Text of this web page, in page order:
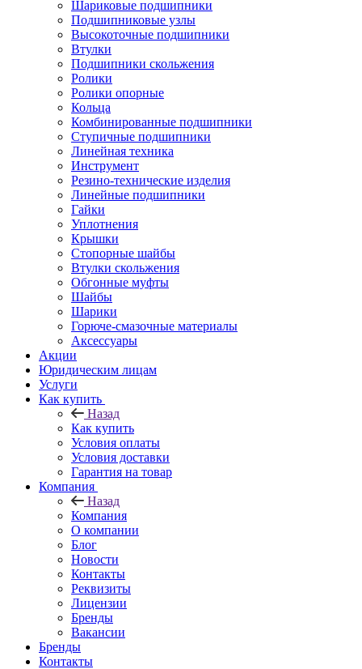
Шариковые подшипники
Подшипниковые узлы
Высокоточные подшипники
Втулки
Подшипники скольжения
Ролики
Ролики опорные
Кольца
Комбинированные подшипники
Ступичные подшипники
Линейная техника
Инструмент
Резино-технические изделия
Линейные подшипники
Гайки
Уплотнения
Крышки
Стопорные шайбы
Втулки скольжения
Обгонные муфты
Шайбы
Шарики
Горюче-смазочные материалы
Аксессуары
Акции
Юридическим лицам
Услуги
Как купить
Назад
Как купить
Условия оплаты
Условия доставки
Гарантия на товар
Компания
Назад
Компания
О компании
Блог
Новости
Контакты
Реквизиты
Лицензии
Бренды
Вакансии
Бренды
Контакты